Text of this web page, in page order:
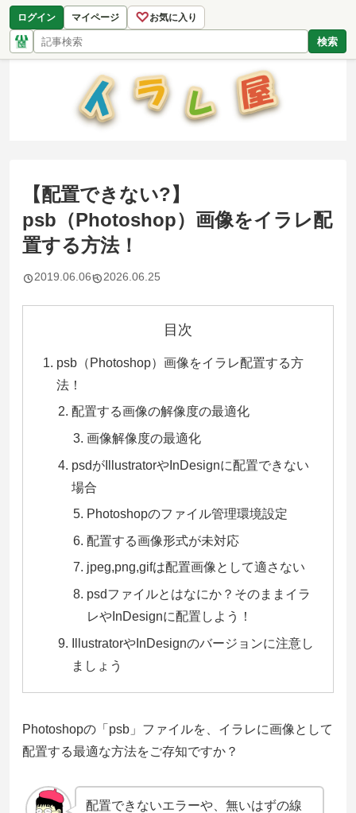
ログイン マイページ ♡お気に入り
検索
【配置できない?】
psb（Photoshop）画像をイラレ配
置する方法！
2019.06.06 2026.06.25
目次
psb（Photoshop）画像をイラレ配置する方
法！
配置する画像の解像度の最適化
画像解像度の最適化
psdがIllustratorやInDesignに配置できない
場合
Photoshopのファイル管理環境設定
配置する画像形式が未対応
jpeg,png,gifは配置画像として適さない
psdファイルとはなにか？そのままイラ
レやInDesignに配置しよう！
IllustratorやInDesignのバージョンに注意し
ましょう
Photoshopの「psb」ファイルを、イラレに画像として
配置する最適な方法をご存知ですか？
配置できないエラーや、無いはずの線